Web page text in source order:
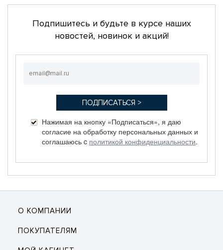
Подпишитесь и будьте в курсе наших
новостей, новинок и акций!
Нажимая на кнопку «Подписаться», я даю
согласие на обработку персональных данных и
соглашаюсь c политикой конфиденциальности.
О КОМПАНИИ
ПОКУПАТЕЛЯМ